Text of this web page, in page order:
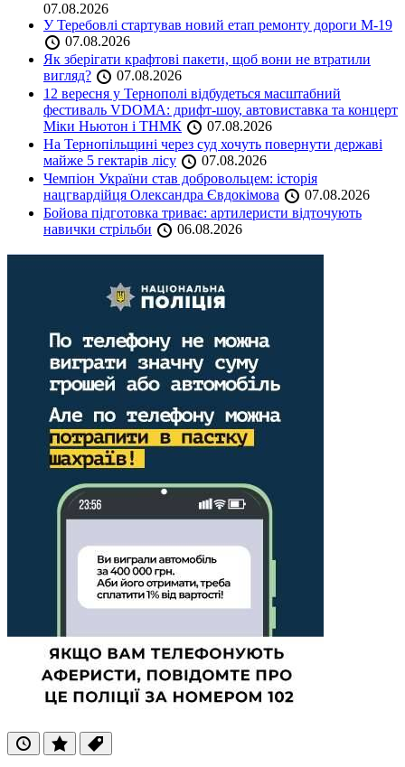
07.08.2026
У Теребовлі стартував новий етап ремонту дороги М-19
07.08.2026
Як зберігати крафтові пакети, щоб вони не втратили
вигляд?
07.08.2026
12 вересня у Тернополі відбудеться масштабний
фестиваль VDOMA: дрифт-шоу, автовиставка та концерт
Міки Ньютон і ТНМК
07.08.2026
На Тернопільщині через суд хочуть повернути державі
майже 5 гектарів лісу
07.08.2026
Чемпіон України став добровольцем: історія
нацгвардійця Олександра Євдокімова
07.08.2026
Бойова підготовка триває: артилеристи відточують
навички стрільби
06.08.2026
ОстанніПопулярні
Теги